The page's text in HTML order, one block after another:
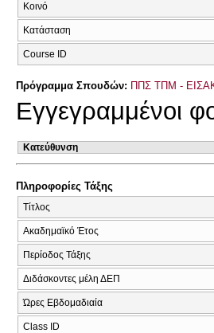
Κοινό
Κατάσταση
Course ID
Πρόγραμμα Σπουδών: ΠΠΣ ΤΠΜ -
Εγγεγραμμένοι
Κατεύθυνση
Πληροφορίες Τάξης
Τίτλος
Ακαδημαϊκό Έτος
Περίοδος Τάξης
Διδάσκοντες μέλη ΔΕΠ
Ώρες Εβδομαδιαία
Class ID